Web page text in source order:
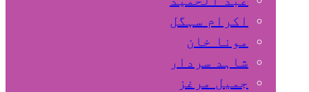
اکرام سہگل
مونا خان
شاہد سردار
جمیل مرغز